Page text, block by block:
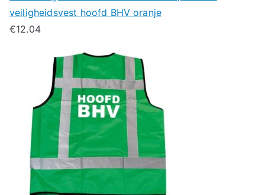
veiligheidsvest hoofd BHV oranje
€12.04